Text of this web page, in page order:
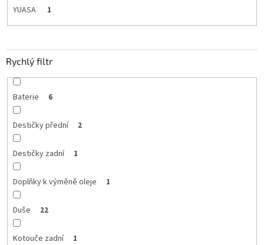
YUASA 1
Rychlý filtr
Baterie 6
Destičky přední 2
Destičky zadní 1
Doplňky k výměně oleje 1
Duše 22
Kotouče zadní 1